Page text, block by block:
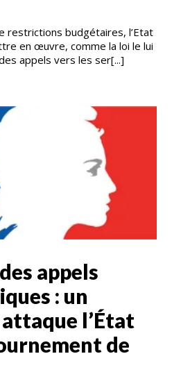
restrictions budgétaires, l’Etat
en œuvre, comme la loi le lui
appels vers les ser[...]
appels
: un
l’État
de